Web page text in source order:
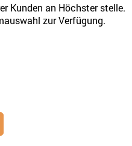
Kunden an Höchster stelle.
zur Verfügung.